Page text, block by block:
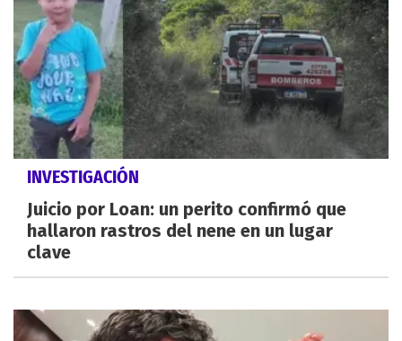
INVESTIGACIÓN
Juicio por Loan: un perito confirmó que
hallaron rastros del nene en un lugar
clave